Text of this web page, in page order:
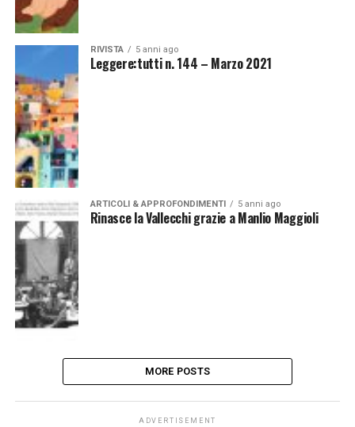
RIVISTA 5 anni ago
Leggere:tutti n. 144 – Marzo 2021
ARTICOLI & APPROFONDIMENTI 5 anni ago
Rinasce la Vallecchi grazie a Manlio Maggioli
MORE POSTS
ADVERTISEMENT